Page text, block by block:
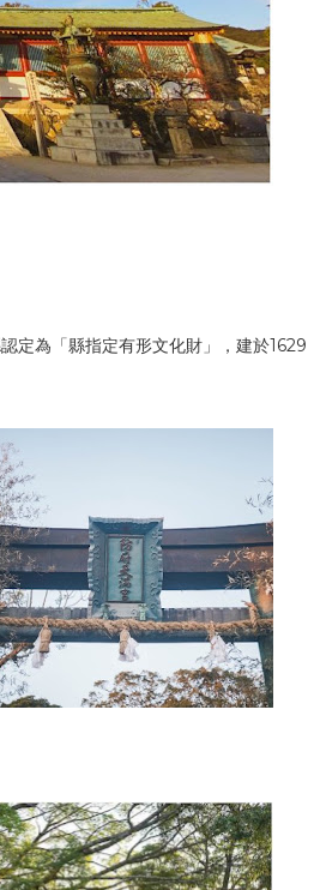
定為「縣指定有形文化財」，建於1629